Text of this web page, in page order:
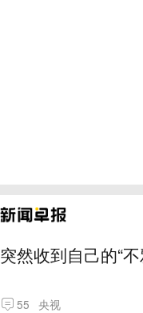
突然收到自己的“
55 央视